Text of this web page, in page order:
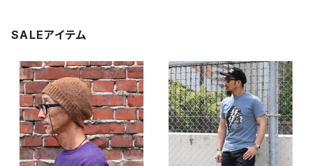
SALEアイテム